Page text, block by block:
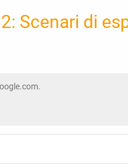
Scenari di